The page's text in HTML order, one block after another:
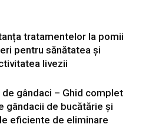
tratamentelor la pomii
pentru sănătatea și
livezii
de gândaci – Ghid complet
gândacii de bucătărie și
eficiente de eliminare